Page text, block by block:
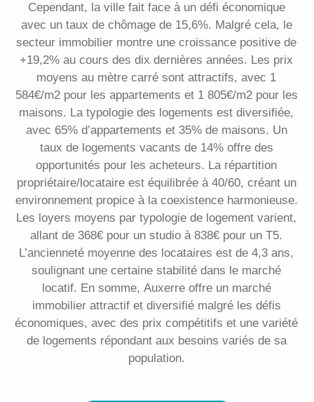
Cependant, la ville fait face à un défi économique
avec un taux de chômage de 15,6%. Malgré cela, le
secteur immobilier montre une croissance positive de
+19,2% au cours des dix dernières années. Les prix
moyens au mètre carré sont attractifs, avec 1
584€/m2 pour les appartements et 1 805€/m2 pour les
maisons. La typologie des logements est diversifiée,
avec 65% d’appartements et 35% de maisons. Un
taux de logements vacants de 14% offre des
opportunités pour les acheteurs. La répartition
propriétaire/locataire est équilibrée à 40/60, créant un
environnement propice à la coexistence harmonieuse.
Les loyers moyens par typologie de logement varient,
allant de 368€ pour un studio à 838€ pour un T5.
L’ancienneté moyenne des locataires est de 4,3 ans,
soulignant une certaine stabilité dans le marché
locatif. En somme, Auxerre offre un marché
immobilier attractif et diversifié malgré les défis
économiques, avec des prix compétitifs et une variété
de logements répondant aux besoins variés de sa
population.